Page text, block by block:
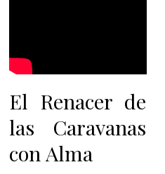
El Renacer de
las Caravanas
con Alma